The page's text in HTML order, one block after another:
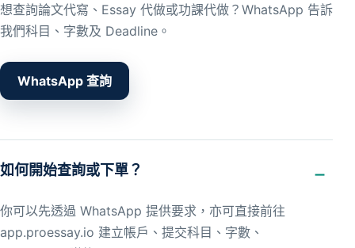
想查詢論文代寫、Essay 代做或功課代做？WhatsApp 告訴
我們科目、字數及 Deadline。
WhatsApp 查詢
如何開始查詢或下單？
你可以先透過 WhatsApp 提供要求，亦可直接前往
app.proessay.io 建立帳戶、提交科目、字數、